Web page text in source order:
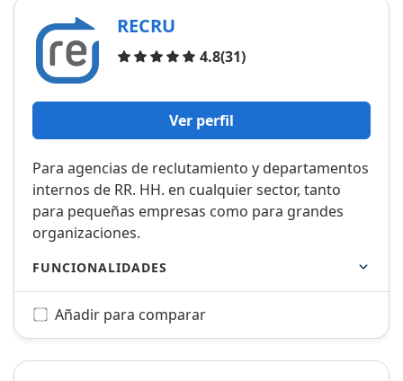
RECRU
4.8(31)
Opiniones
Ver perfil
Para agencias de reclutamiento y departamentos
internos de RR. HH. en cualquier sector, tanto
para pequeñas empresas como para grandes
organizaciones.
FUNCIONALIDADES
Añadir para comparar